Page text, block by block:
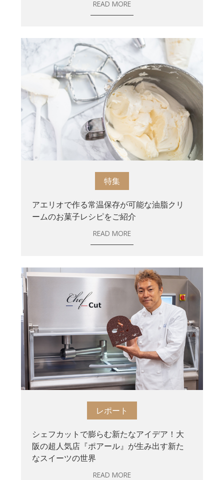
READ MORE
特集
アエリオで作る常温保存が可能な油脂クリ
ームのお菓子レシピをご紹介
READ MORE
レポート
シェフカットで膨らむ新たなアイデア！大
阪の超人気店『ポアール』が生み出す新た
なスイーツの世界
READ MORE